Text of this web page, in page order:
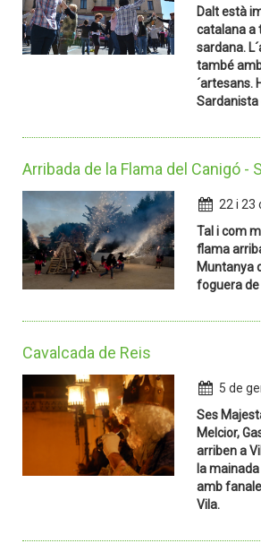
Dalt està
catalana a
sardana.
també
´artesans.
Sardanista
Arribada de la Flama del Canigó -
22 i 23
Tal i com
flama
Muntanya
foguera
Cavalcada de Reis
5 de
Ses
Melcior,
arriben a
la
amb
Vila.